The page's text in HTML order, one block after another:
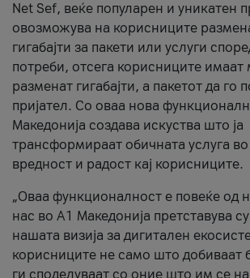
Net Sef, веќе популарен и уникатен
овозможува на корисниците
гигабајти за пакети или услуги
потреби, отсега корисниците
разменат гигабајти, а пакетот да го
пријател. Со оваа нова
Македонија создава искуства што ја
трансформираат обичната услуга
вредност и радост кај корисниците.
„Оваа функционалност е повеќе од
нас во А1 Македонија претставува
нашата визија за дигитален
корисниците не само што добиваат
ги споделуваат со оние што им се